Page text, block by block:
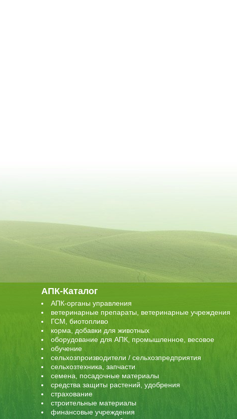
АПК-Каталог
АПК-органы управления
ветеринарные препараты, ветеринарные учреждения
ГСМ, биотопливо
корма, добавки для животных
оборудование для АПК, промышленное, весовое
обучение
сельхозпроизводители / сельхозпредприятия
сельхозтехника, запчасти
семена, посадочные материалы
средства защиты растений, удобрения
страхование
строительные материалы
финансовые учреждения